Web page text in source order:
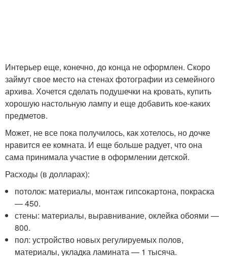
Интерьер еще, конечно, до конца не оформлен. Скоро
займут свое место на стенах фотографии из семейного
архива. Хочется сделать подушечки на кровать, купить
хорошую настольную лампу и еще добавить кое-каких
предметов.
Может, не все пока получилось, как хотелось, но дочке
нравится ее комната. И еще больше радует, что она
сама принимала участие в оформлении детской.
Расходы (в долларах):
потолок: материалы, монтаж гипсокартона, покраска
— 450.
стены: материалы, выравнивание, оклейка обоями —
800.
пол: устройство новых регулируемых полов,
материалы, укладка ламината — 1 тысяча.